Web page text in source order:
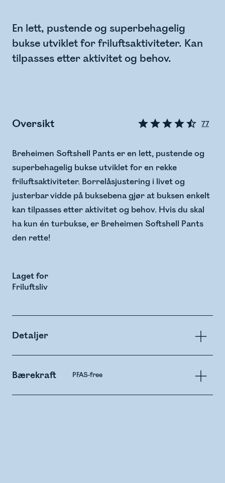
En lett, pustende og superbehagelig
bukse utviklet for friluftsaktiviteter. Kan
tilpasses etter aktivitet og behov.
Oversikt 77
Breheimen Softshell Pants er en lett, pustende og
superbehagelig bukse utviklet for en rekke
friluftsaktiviteter. Borrelåsjustering i livet og
justerbar vidde på buksebena gjør at buksen enkelt
kan tilpasses etter aktivitet og behov. Hvis du skal
ha kun én turbukse, er Breheimen Softshell Pants
den rette!
Laget for
Friluftsliv
Detaljer
Bærekraft PFAS-free